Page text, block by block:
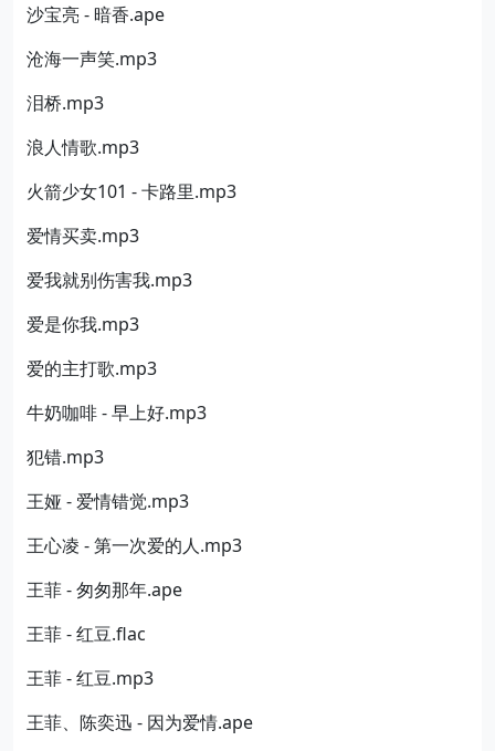
沙宝亮 - 暗香.ape
沧海一声笑.mp3
泪桥.mp3
浪人情歌.mp3
火箭少女101 - 卡路里.mp3
爱情买卖.mp3
爱我就别伤害我.mp3
爱是你我.mp3
爱的主打歌.mp3
牛奶咖啡 - 早上好.mp3
犯错.mp3
王娅 - 爱情错觉.mp3
王心凌 - 第一次爱的人.mp3
王菲 - 匆匆那年.ape
王菲 - 红豆.flac
王菲 - 红豆.mp3
王菲、陈奕迅 - 因为爱情.ape